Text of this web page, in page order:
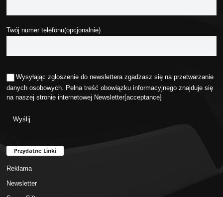
Twój numer telefonu(opcjonalnie)
Wysyłając zgłoszenie do newslettera zgadzasz się na przetwarzanie
danych osobowych. Pełna treść obowiązku informacyjnego znajduje się
na naszej stronie internetowej Newsletter[acceptance]
Przydatne Linki
Reklama
Newsletter